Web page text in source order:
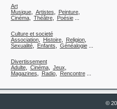
Art
Musique, Artistes Peinture,
Cinéma, Théâtre, Poésie...
Culture et societé
Association, Histoire, Religion,
Sexualité, Enfants Généalogie...
Divertissement
Adulte, Cinéma, Jeux
Magazines
Radio, Rencontre...
©